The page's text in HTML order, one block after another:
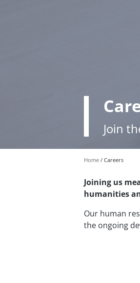
Join
Home Careers
Joining us
humanities
Our human
the ongoing